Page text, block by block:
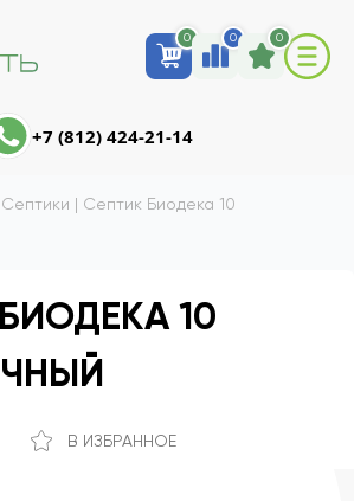
0 0 0
+7 (812) 424-21-14
Септики | Септик Биодека 10
10
В ИЗБРАННОЕ